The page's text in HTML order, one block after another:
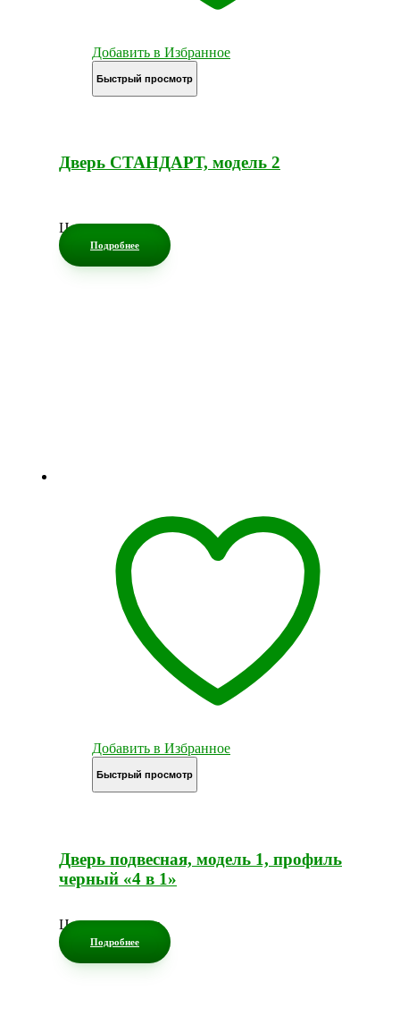
Добавить в Избранное
Быстрый просмотр
Дверь СТАНДАРТ, модель 2
Цена по запросу
Подробнее
Добавить в Избранное
Быстрый просмотр
Дверь подвесная, модель 1, профиль
черный «4 в 1»
Цена по запросу
Подробнее